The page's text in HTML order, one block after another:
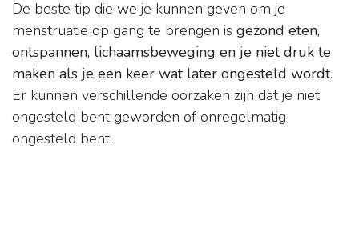
De beste tip die we je kunnen geven om je
menstruatie op gang te brengen is gezond eten,
ontspannen, lichaamsbeweging en je niet druk te
maken als je een keer wat later ongesteld wordt.
Er kunnen verschillende oorzaken zijn dat je niet
ongesteld bent geworden of onregelmatig
ongesteld bent.